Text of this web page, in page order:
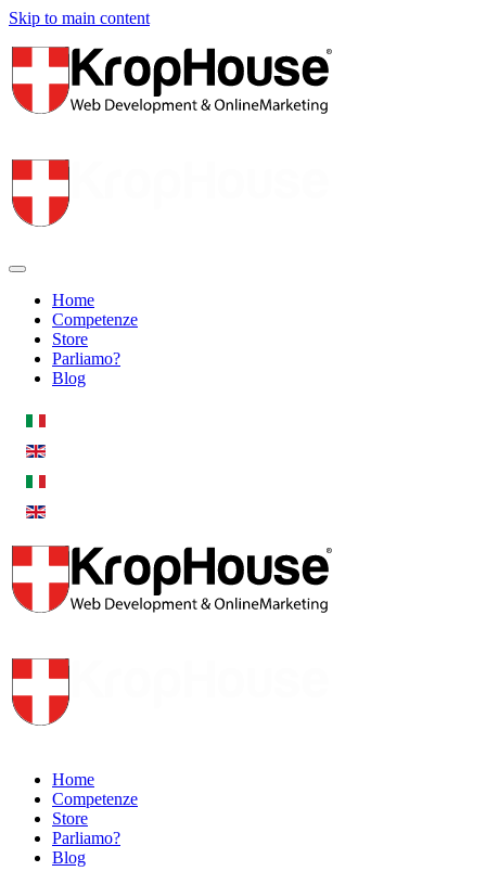
Skip to main content
Home
Competenze
Store
Parliamo?
Blog
Home
Competenze
Store
Parliamo?
Blog